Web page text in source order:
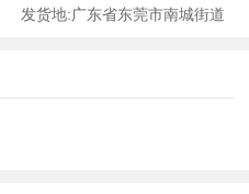
发货地:广东省东莞市南城街道